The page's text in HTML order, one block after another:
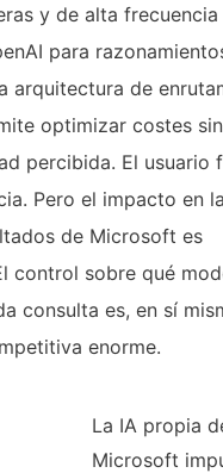
y de alta
para
arquitectura de
optimizar costes sin
percibida. El usuario
Pero el impacto en la
de Microsoft es
control sobre qué
consulta es, en sí
enorme.
La IA propia
Microsoft